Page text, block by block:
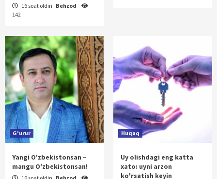
16 soat oldin Behzod
142
G'urur
Yangi O'zbekistonsan –
mangu O'zbekistonsan!
Huquq
Uy olishdagi eng katta
xato: uyni arzon
ko'rsatish keyin